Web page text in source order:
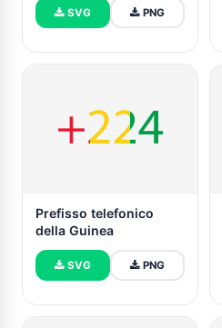
SVG PNG
Prefisso telefonico
della Guinea
SVG PNG